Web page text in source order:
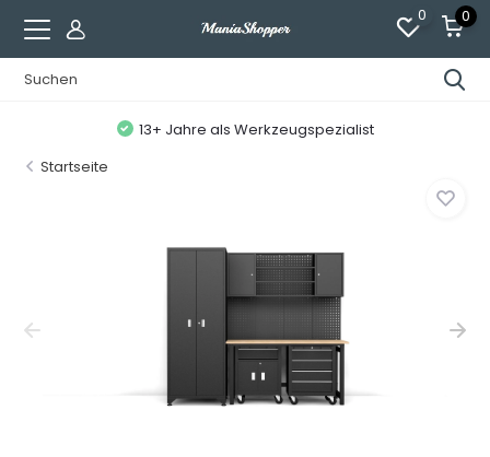
0 0
13+ Jahre als Werkzeugspezialist
Startseite